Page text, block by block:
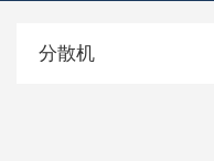
分散机